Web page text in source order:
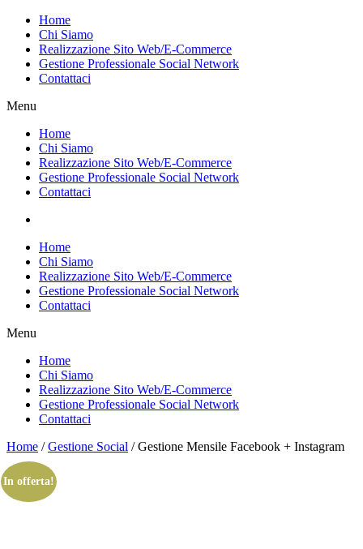
contenuto
Home
Chi Siamo
Realizzazione Sito Web/E-Commerce
Gestione Professionale Social Network
Contattaci
Menu
Home
Chi Siamo
Realizzazione Sito Web/E-Commerce
Gestione Professionale Social Network
Contattaci
Home
Chi Siamo
Realizzazione Sito Web/E-Commerce
Gestione Professionale Social Network
Contattaci
Menu
Home
Chi Siamo
Realizzazione Sito Web/E-Commerce
Gestione Professionale Social Network
Contattaci
Home /Gestione Social / Gestione Mensile Facebook + Instagram
In offerta!